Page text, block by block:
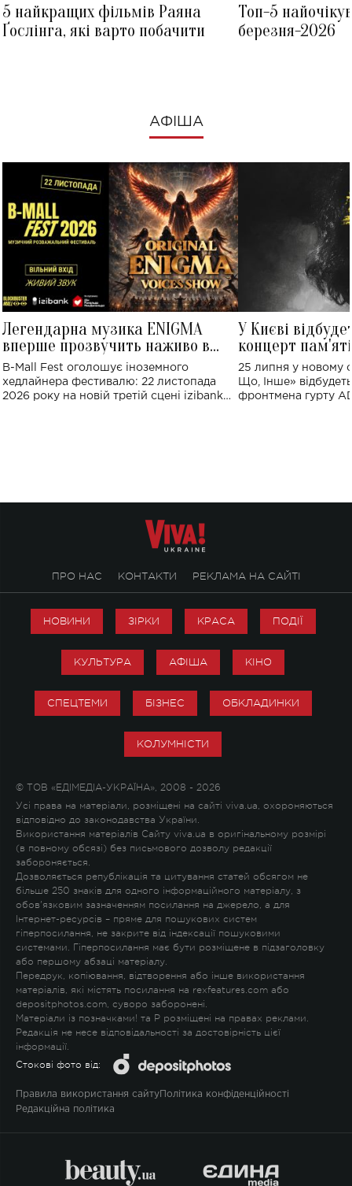
5 найкращих фільмів Раяна
Ґослінга, які варто побачити
Топ-5
березня-2026
АФІША
Легендарна музика ENIGMA
вперше прозвучить наживо в
Україні: де відбудеться концерт
B-Mall Fest оголошує іноземного
хедлайнера фестивалю: 22 листопада
2026 року на новій третій сцені izibank
У Києві
концерт
Клименка:
виконають
25 липня у новому
Що, Інше»
фронтмена гурту
ПРО НАС КОНТАКТИ РЕКЛАМА НА САЙТІ
НОВИНИ ЗІРКИ КРАСА ПОДІЇ
КУЛЬТУРА АФІША КІНО
СПЕЦТЕМИ БІЗНЕС ОБКЛАДИНКИ
КОЛУМНІСТИ
© ТОВ «ЕДІМЕДІА-УКРАЇНА», 2008 - 2026
Усі права на матеріали, розміщені на сайті viva.ua, охороняються
відповідно до законодавства України.
Використання матеріалів Сайту viva.ua в оригінальному розмірі
(в повному обсязі) без письмового дозволу редакції
забороняється.
Дозволяється републікація та цитування статей обсягом не
більше 250 знаків для одного інформаційного матеріалу, з
обов'язковим зазначенням посилання на джерело, а для
Інтернет-ресурсів – пряме для пошукових систем
гіперпосилання, не закрите від індексації пошуковими
системами. Гіперпосилання має бути розміщене в підзаголовку
або першому абзаці матеріалу.
Передрук, копіювання, відтворення або інше використання
матеріалів, які містять посилання на rexfeatures.com або
depositphotos.com, суворо заборонені.
Матеріали із позначками! та P розміщені на правах реклами.
Редакція не несе відповідальності за достовірність цієї
інформації.
Стокові фото від:
Правила використання сайту Політика конфіденційності
Редакційна політика